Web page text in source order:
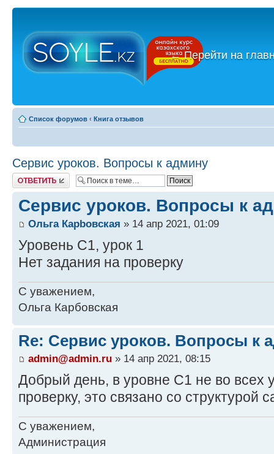
←Перейти на
Список форумов ‹ Книга отзывов
Сервис уроков. Вопросы к админу
Ответить
Сервис уроков. Вопросы к
Ольга Карbовская » 14 апр 2021, 01:09
Уровень С1, урок 1
Нет задания на проверку
С уважением,
Ольга Карбовская
Re: Сервис уроков. Вопросы к
admin@admin.ru » 14 апр 2021, 08:15
Добрый день, в уровне С1 не во всех
проверку, это связано со структурой
С уважением,
Администрация